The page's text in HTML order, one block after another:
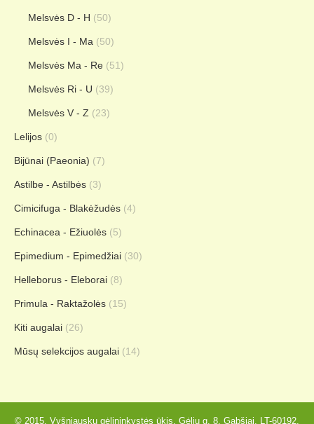
Melsvės D - H (50)
Melsvės I - Ma (50)
Melsvės Ma - Re (51)
Melsvės Ri - U (39)
Melsvės V - Z (23)
Lelijos (0)
Bijūnai (Paeonia) (7)
Astilbe - Astilbės (3)
Cimicifuga - Blakėžudės (4)
Echinacea - Ežiuolės (5)
Epimedium - Epimedžiai (30)
Helleborus - Eleborai (8)
Primula - Raktažolės (15)
Kiti augalai (26)
Mūsų selekcijos augalai (14)
© 2015. Vyšniauskų gėlininkystės ūkis, Gėlių g. 8, Gabšiai, LT-60192,